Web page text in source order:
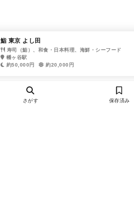
鮨 東京 よし田
寿司（鮨）、和食・日本料理、海鮮・シーフード
幡ヶ谷駅
約50,000円
約20,000円
さがす 保存済み